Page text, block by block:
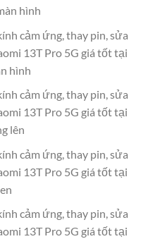
hình
cảm ứng, thay pin, sửa
13T Pro 5G giá tốt tại
hình
cảm ứng, thay pin, sửa
13T Pro 5G giá tốt tại
lên
cảm ứng, thay pin, sửa
13T Pro 5G giá tốt tại
cảm ứng, thay pin, sửa
13T Pro 5G giá tốt tại